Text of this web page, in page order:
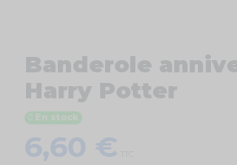
Banderole
Harry Potter
En stock
6,60 €